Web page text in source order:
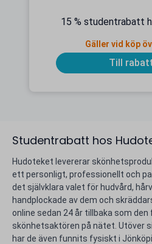
15 % studentrabatt
Gäller vid köp
Till
Studentrabatt hos
Hudoteket levererar
ett personligt, professionellt och
det självklara valet för hudvård,
handplockade av dem och
online sedan 24 år tillbaka som
skönhetsaktören på nätet. Utöver
har de även funnits fysiskt i